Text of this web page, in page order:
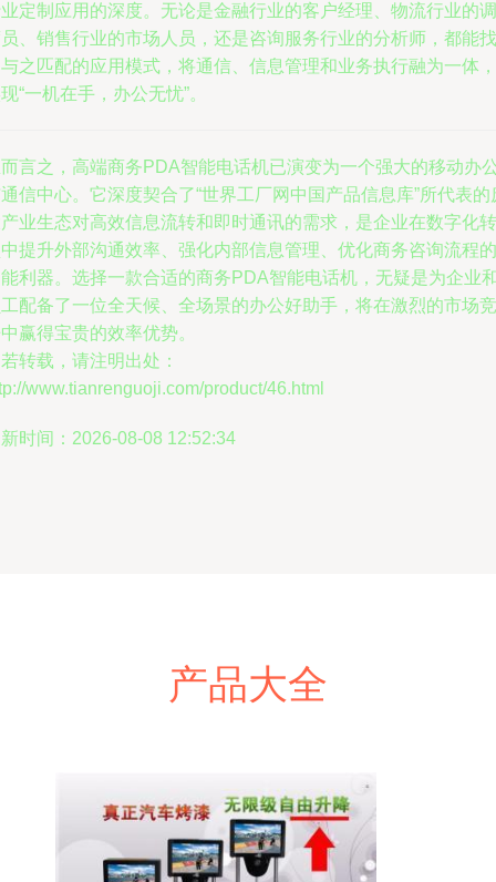
定制应用的深度。无论是金融行业的客户经理、物流行业的调
、销售行业的市场人员，还是咨询服务行业的分析师，都能找
之匹配的应用模式，将通信、信息管理和业务执行融为一体，
“一机在手，办公无忧”。
言之，高端商务PDA智能电话机已演变为一个强大的移动办
信中心。它深度契合了“世界工厂网中国产品信息库”所代表的
业生态对高效信息流转和即时通讯的需求，是企业在数字化转
提升外部沟通效率、强化内部信息管理、优化商务咨询流程的
利器。选择一款合适的商务PDA智能电话机，无疑是为企业
配备了一位全天候、全场景的办公好助手，将在激烈的市场竞
赢得宝贵的效率优势。
转载，请注明出处：
www.tianrenguoji.com/product/46.html
时间：2026-08-08 12:52:34
产品大全